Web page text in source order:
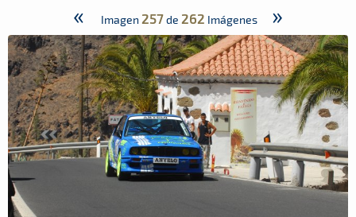
« Imagen 257de 262 Imágenes »